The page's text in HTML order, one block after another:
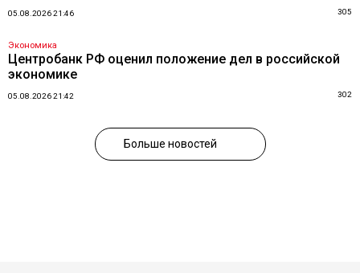
05.08.2026 21:46 305
Экономика
Центробанк РФ оценил положение дел в российской
экономике
05.08.2026 21:42 302
Больше новостей